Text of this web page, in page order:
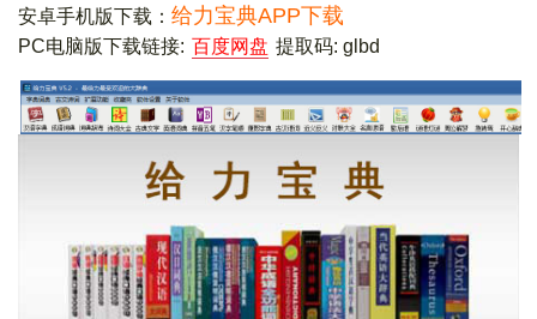
安卓手机版下载： 给力宝典APP下载
PC电脑版下载链接: 百度网盘 提取码: glbd